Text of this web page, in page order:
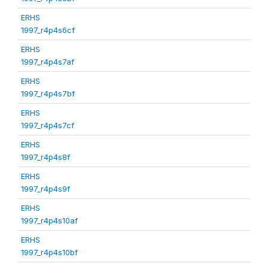
ERHS
1997_r4p4s6cf
ERHS
1997_r4p4s7af
ERHS
1997_r4p4s7bf
ERHS
1997_r4p4s7cf
ERHS
1997_r4p4s8f
ERHS
1997_r4p4s9f
ERHS
1997_r4p4s10af
ERHS
1997_r4p4s10bf